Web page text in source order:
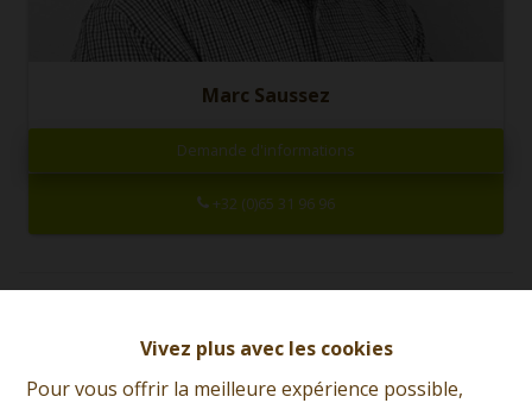
Vivez plus avec les cookies
Pour vous offrir la meilleure expérience possible,
Marc Saussez
Demande d'informations
+32 (0)65 31 96 96
1